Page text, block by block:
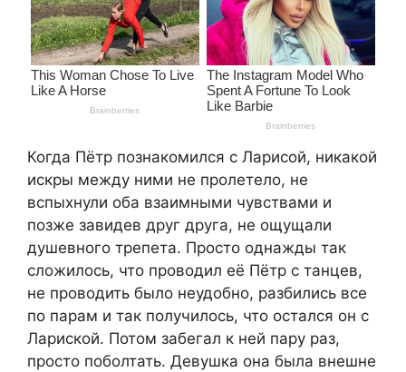
Когда Пётр познакомился с Ларисой, никакой
искры между ними не пролетело, не
вспыхнули оба взаимными чувствами и
позже завидев друг друга, не ощущали
душевного трепета. Просто однажды так
сложилось, что проводил её Пётр с танцев,
не проводить было неудобно, разбились все
по парам и так получилось, что остался он с
Лариской. Потом забегал к ней пару раз,
просто поболтать. Девушка она была внешне